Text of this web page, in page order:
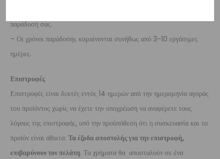
παράδοσή σας.
– Οι χρόνοι παράδοσης κυμαίνονται συνήθως από 3-10 εργάσιμες
ημέρες.
Επιστροφές
Επιστροφές είναι δεκτές εντός 14 ημερών από την ημερομηνία αγοράς
του προϊόντος χωρίς να έχετε την υποχρέωση να αναφέρετε τους
λόγους της επιστροφής, υπό την προϋπόθεση ότι η συσκευασία και το
προϊόν είναι άθικτα. Τα έξοδα αποστολής για την επιστροφή,
επιβαρύνουν τον πελάτη. Τα χρήματα θα αποσταλούν σε ένα